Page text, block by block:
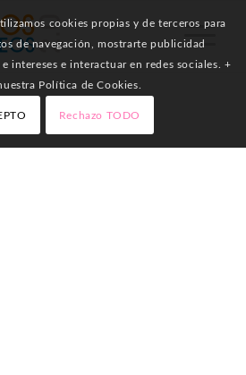
cookies propias y de terceros para
de navegación, mostrarte publicidad
intereses e interactuar en redes sociales. +
Política de Cookies.
Rechazo TODO